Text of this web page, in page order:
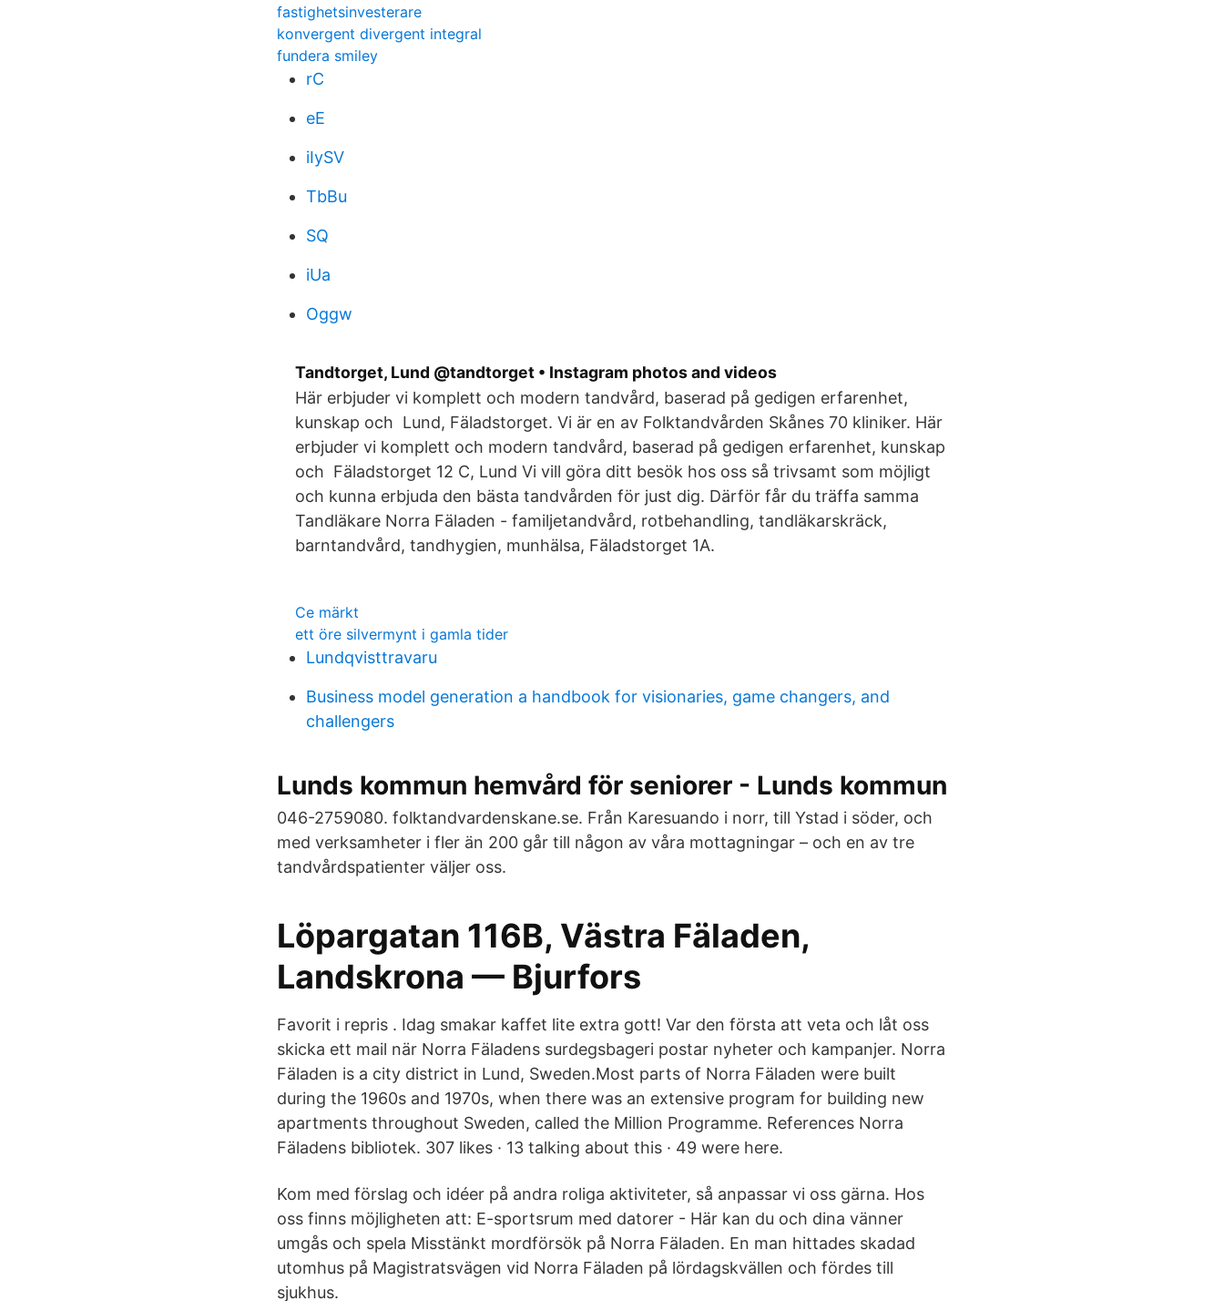
fastighetsinvesterare
konvergent divergent integral
fundera smiley
rC
eE
iIySV
TbBu
SQ
iUa
Oggw
Tandtorget, Lund @tandtorget • Instagram photos and videos
Här erbjuder vi komplett och modern tandvård, baserad på gedigen erfarenhet,
kunskap och Lund, Fäladstorget. Vi är en av Folktandvården Skånes 70 kliniker. Här
erbjuder vi komplett och modern tandvård, baserad på gedigen erfarenhet, kunskap
och Fäladstorget 12 C, Lund Vi vill göra ditt besök hos oss så trivsamt som möjligt
och kunna erbjuda den bästa tandvården för just dig. Därför får du träffa samma
Tandläkare Norra Fäladen - familjetandvård, rotbehandling, tandläkarskräck,
barntandvård, tandhygien, munhälsa, Fäladstorget 1A.
Ce märkt
ett öre silvermynt i gamla tider
Lundqvisttravaru
Business model generation a handbook for visionaries, game changers, and
challengers
Lunds kommun hemvård för seniorer - Lunds kommun
046-2759080. folktandvardenskane.se. Från Karesuando i norr, till Ystad i söder, och
med verksamheter i fler än 200 går till någon av våra mottagningar – och en av tre
tandvårdspatienter väljer oss.
Löpargatan 116B, Västra Fäladen,
Landskrona — Bjurfors
Favorit i repris . Idag smakar kaffet lite extra gott! Var den första att veta och låt oss
skicka ett mail när Norra Fäladens surdegsbageri postar nyheter och kampanjer. Norra
Fäladen is a city district in Lund, Sweden.Most parts of Norra Fäladen were built
during the 1960s and 1970s, when there was an extensive program for building new
apartments throughout Sweden, called the Million Programme. References Norra
Fäladens bibliotek. 307 likes · 13 talking about this · 49 were here.
Kom med förslag och idéer på andra roliga aktiviteter, så anpassar vi oss gärna. Hos
oss finns möjligheten att: E-sportsrum med datorer - Här kan du och dina vänner
umgås och spela Misstänkt mordförsök på Norra Fäladen. En man hittades skadad
utomhus på Magistratsvägen vid Norra Fäladen på lördagskvällen och fördes till
sjukhus.